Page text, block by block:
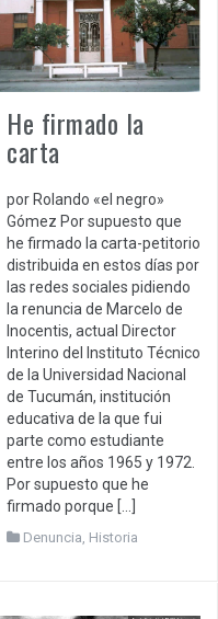
He firmado la
carta
por Rolando «el negro»
Gómez Por supuesto que
he firmado la carta-petitorio
distribuida en estos días por
las redes sociales pidiendo
la renuncia de Marcelo de
Inocentis, actual Director
Interino del Instituto Técnico
de la Universidad Nacional
de Tucumán, institución
educativa de la que fui
parte como estudiante
entre los años 1965 y 1972.
Por supuesto que he
firmado porque […]
Denuncia, Historia